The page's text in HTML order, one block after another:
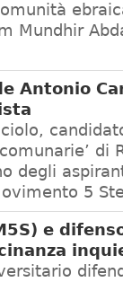
Mundhir
Antonio
di
degli
5
e